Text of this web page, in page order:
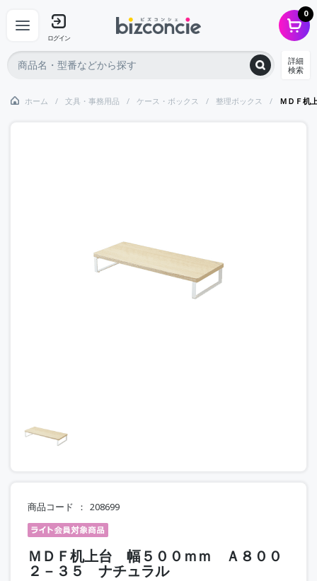
ログイン
0
詳細
検索
ホーム 文具・事務用品 ケース・ボックス 整理ボックス ＭＤＦ机
商品コード 208699
ＭＤＦ机上台 幅５００ｍｍ Ａ８００
２－３５ ナチュラル